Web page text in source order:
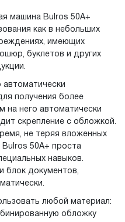
машина Bulros 50A+
как в небольших
имеющих
буклетов и других
получения более
на него автоматически
скрепление с обложкой.
не теряя вложенных
50A+ проста
навыков.
блок документов,
любой материал:
обложку